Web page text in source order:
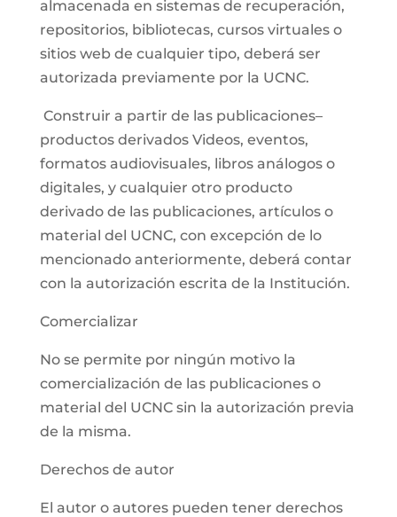
almacenada en sistemas de recuperación,
repositorios, bibliotecas, cursos virtuales o
sitios web de cualquier tipo, deberá ser
autorizada previamente por la UCNC.
Construir a partir de las publicaciones–
productos derivados Videos, eventos,
formatos audiovisuales, libros análogos o
digitales, y cualquier otro producto
derivado de las publicaciones, artículos o
material del UCNC, con excepción de lo
mencionado anteriormente, deberá contar
con la autorización escrita de la Institución.
Comercializar
No se permite por ningún motivo la
comercialización de las publicaciones o
material del UCNC sin la autorización previa
de la misma.
Derechos de autor
El autor o autores pueden tener derechos